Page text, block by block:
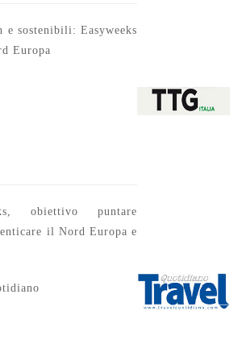
e sostenibili: Easyweeks
Europa
obiettivo puntare
il Nord Europa e